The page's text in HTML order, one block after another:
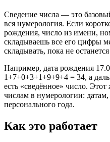
Сведение числа — это
вся нумерология. Если
рождения, число из имени,
складываешь все его цифры
складывать, пока не
Например, дата рождения
1+7+0+3+1+9+9+4 = 34, а
есть «сведённое» число.
числам в нумерологии:
персонального года.
Как это работает